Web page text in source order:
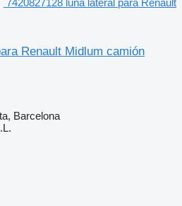
Renault Midlum camión
Barcelona